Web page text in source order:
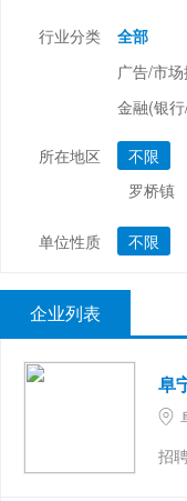
行业分类 全部
广告/市
金融(银
仪器仪表/
医疗设备/
政府部门/
所在地区 不限
罗桥镇
单位性质 不限
企业列表
阜
招